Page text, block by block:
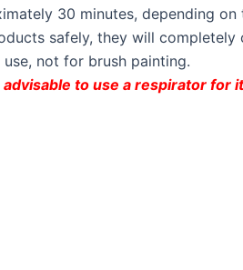
30 minutes, depending
safely, they will completely
not for brush painting.
to use a respirator for